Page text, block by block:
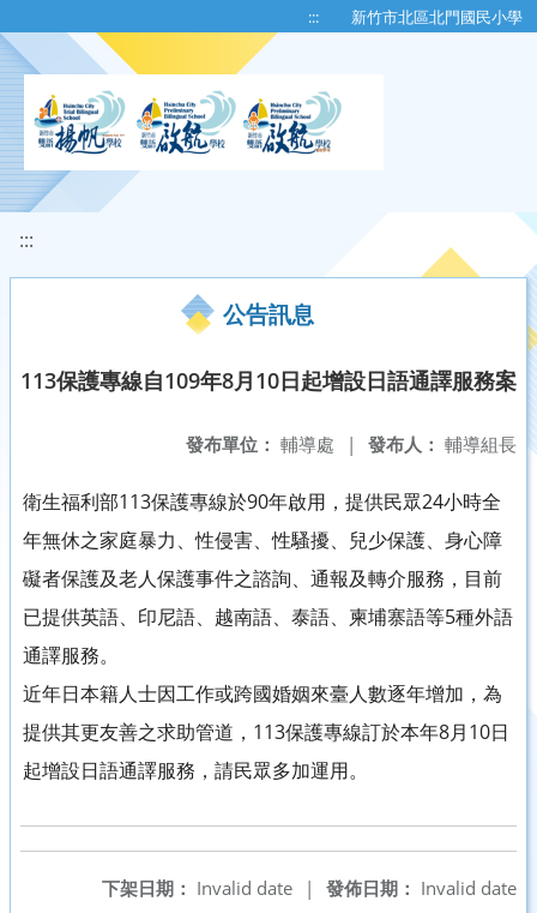
::: 新竹市北區北門國民小學
:::
公告訊息
113保護專線自109年8月10日起增設日語通譯服務案
發布人： 輔導組長
發布單位： 輔導處 |
衛生福利部113保護專線於90年啟用，提供民眾24小時全
年無休之家庭暴力、性侵害、性騷擾、兒少保護、身心障
礙者保護及老人保護事件之諮詢、通報及轉介服務，目前
已提供英語、印尼語、越南語、泰語、柬埔寨語等5種外語
通譯服務。
近年日本籍人士因工作或跨國婚姻來臺人數逐年增加，為
提供其更友善之求助管道，113保護專線訂於本年8月10日
起增設日語通譯服務，請民眾多加運用。
發佈日期： Invalid date
下架日期： Invalid date
|